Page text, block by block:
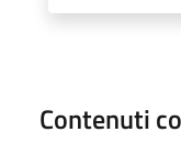
Contenuti